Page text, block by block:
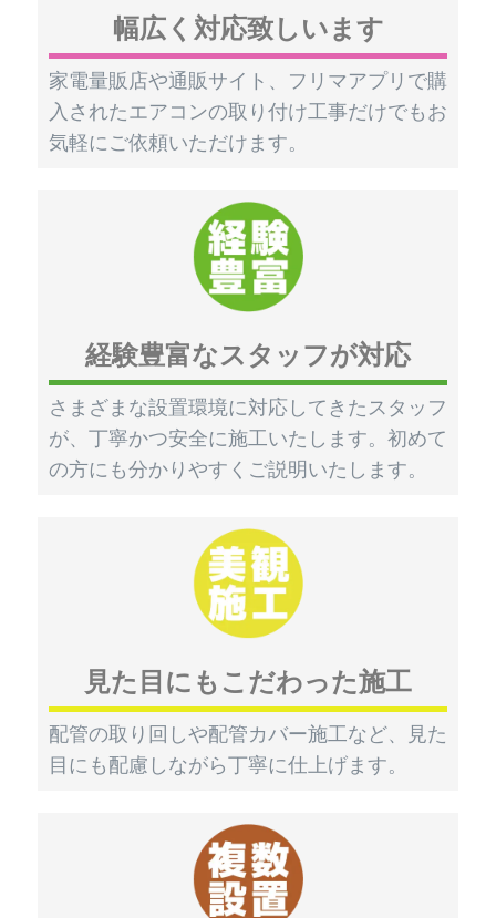
幅広く対応致しいます
家電量販店や通販サイト、フリマアプリで購
入されたエアコンの取り付け工事だけでもお
気軽にご依頼いただけます。
経験豊富なスタッフが対応
さまざまな設置環境に対応してきたスタッフ
が、丁寧かつ安全に施工いたします。初めて
の方にも分かりやすくご説明いたします。
見た目にもこだわった施工
配管の取り回しや配管カバー施工など、見た
目にも配慮しながら丁寧に仕上げます。